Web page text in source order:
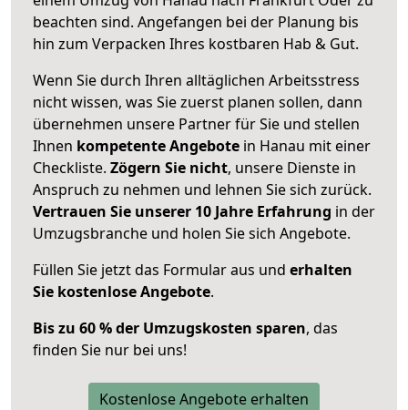
beachten sind. Angefangen bei der Planung bis
hin zum Verpacken Ihres kostbaren Hab & Gut.
Wenn Sie durch Ihren alltäglichen Arbeitsstress
nicht wissen, was Sie zuerst planen sollen, dann
übernehmen unsere Partner für Sie und stellen
Ihnen kompetente Angebote in Hanau mit einer
Checkliste. Zögern Sie nicht, unsere Dienste in
Anspruch zu nehmen und lehnen Sie sich zurück.
Vertrauen Sie unserer 10 Jahre Erfahrung in der
Umzugsbranche und holen Sie sich Angebote.
Füllen Sie jetzt das Formular aus und erhalten
Sie kostenlose Angebote.
Bis zu 60 % der Umzugskosten sparen, das
finden Sie nur bei uns!
Kostenlose Angebote erhalten